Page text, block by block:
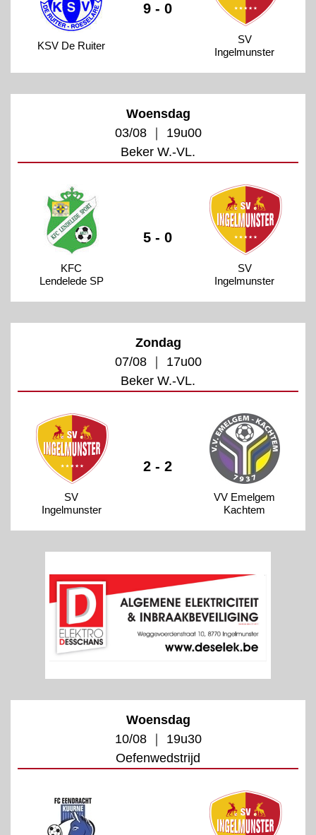
KSV De Ruiter
9 - 0
SV
Ingelmunster
Woensdag
03/08 ｜ 19u00
Beker W.-VL.
KFC
Lendelede SP
5 - 0
SV
Ingelmunster
Zondag
07/08 ｜ 17u00
Beker W.-VL.
SV
Ingelmunster
2 - 2
VV Emelgem
Kachtem
Woensdag
10/08 ｜ 19u30
Oefenwedstrijd